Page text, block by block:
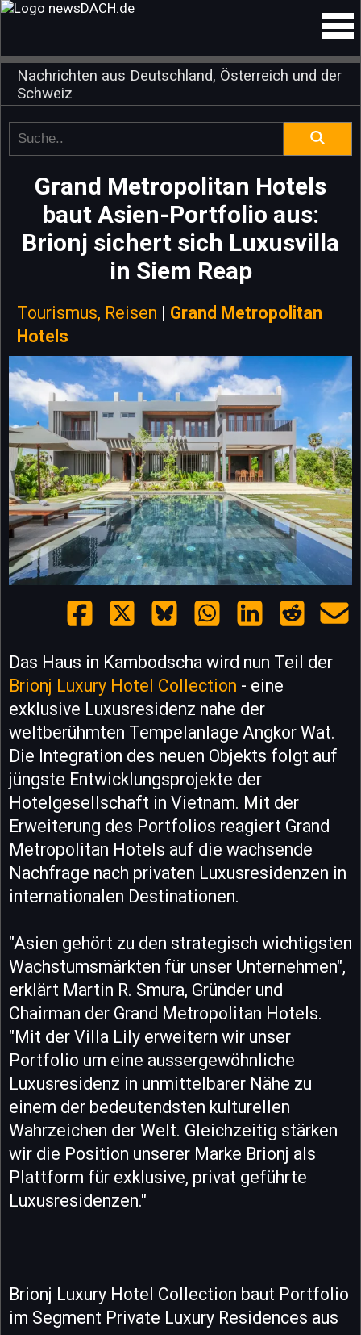
Nachrichten aus Deutschland, Österreich und der
Schweiz
Grand Metropolitan Hotels
baut Asien-Portfolio aus:
Brionj sichert sich Luxusvilla
in Siem Reap
Tourismus, Reisen | Grand Metropolitan
Hotels
Das Haus in Kambodscha wird nun Teil der
Brionj Luxury Hotel Collection - eine
exklusive Luxusresidenz nahe der
weltberühmten Tempelanlage Angkor Wat.
Die Integration des neuen Objekts folgt auf
jüngste Entwicklungsprojekte der
Hotelgesellschaft in Vietnam. Mit der
Erweiterung des Portfolios reagiert Grand
Metropolitan Hotels auf die wachsende
Nachfrage nach privaten Luxusresidenzen in
internationalen Destinationen.
"Asien gehört zu den strategisch wichtigsten
Wachstumsmärkten für unser Unternehmen",
erklärt Martin R. Smura, Gründer und
Chairman der Grand Metropolitan Hotels.
"Mit der Villa Lily erweitern wir unser
Portfolio um eine aussergewöhnliche
Luxusresidenz in unmittelbarer Nähe zu
einem der bedeutendsten kulturellen
Wahrzeichen der Welt. Gleichzeitig stärken
wir die Position unserer Marke Brionj als
Plattform für exklusive, privat geführte
Luxusresidenzen."
Brionj Luxury Hotel Collection baut Portfolio
im Segment Private Luxury Residences aus